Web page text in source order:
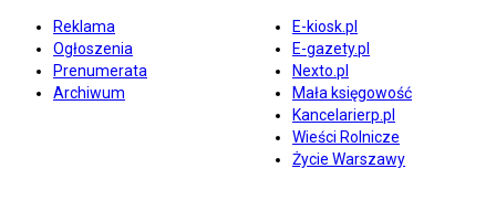
Reklama
Ogłoszenia
Prenumerata
Archiwum
E-kiosk.pl
E-gazety.pl
Nexto.pl
Mała księgowość
Kancelarierp.pl
Wieści Rolnicze
Życie Warszawy